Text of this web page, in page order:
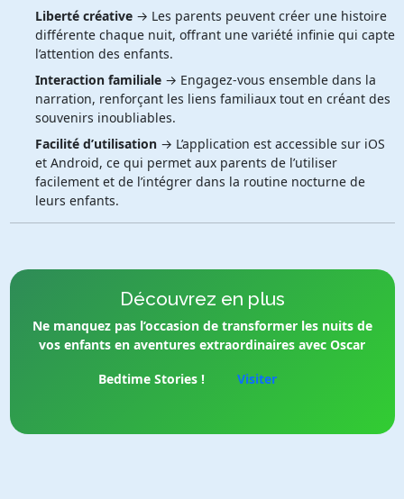
Liberté créative→ Les parents peuvent créer une histoire
différente chaque nuit, offrant une variété infinie qui capte
l’attention des enfants.
Interaction familiale→ Engagez-vous ensemble dans la
narration, renforçant les liens familiaux tout en créant des
souvenirs inoubliables.
Facilité d’utilisation→ L’application est accessible sur iOS
et Android, ce qui permet aux parents de l’utiliser
facilement et de l’intégrer dans la routine nocturne de
leurs enfants.
Découvrez en plus
Ne manquez pas l’occasion de transformer les nuits de
vos enfants en aventures extraordinaires avec Oscar
Bedtime Stories !
Visiter